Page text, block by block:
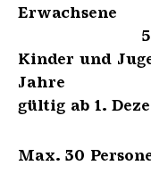
5
Kinder und
Jahre
gültig ab 1.
Max. 30